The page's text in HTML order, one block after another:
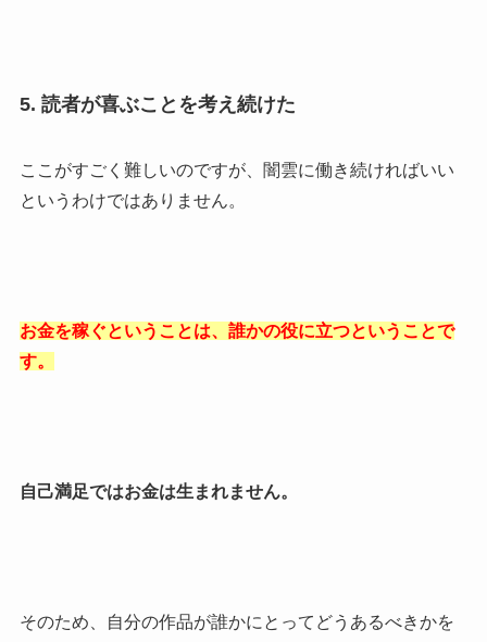
5. 読者が喜ぶことを考え続けた
ここがすごく難しいのですが、闇雲に働き続ければいい
というわけではありません。
お金を稼ぐということは、誰かの役に立つということで
す。
自己満足ではお金は生まれません。
そのため、自分の作品が誰かにとってどうあるべきかを